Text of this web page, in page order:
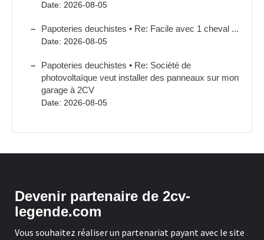
Date: 2026-08-05
Papoteries deuchistes • Re: Facile avec 1 cheval ...
Date: 2026-08-05
Papoteries deuchistes • Re: Société de
photovoltaïque veut installer des panneaux sur mon
garage à 2CV
Date: 2026-08-05
Devenir partenaire de 2cv-
legende.com
Vous souhaitez réaliser un partenariat payant avec le site